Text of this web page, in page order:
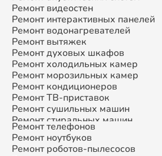
Ремонт видеостен
Ремонт интерактивных панелей
Ремонт водонагревателей
Ремонт вытяжек
Ремонт духовых шкафов
Ремонт холодильных камер
Ремонт морозильных камер
Ремонт кондиционеров
Ремонт ТВ-приставок
Ремонт сушильных машин
Ремонт стиральных машин
Ремонт микроволновых печей
Ремонт смарт-часов
Ремонт атс
Ремонт телефонов
Ремонт ноутбуков
Ремонт роботов-пылесосов